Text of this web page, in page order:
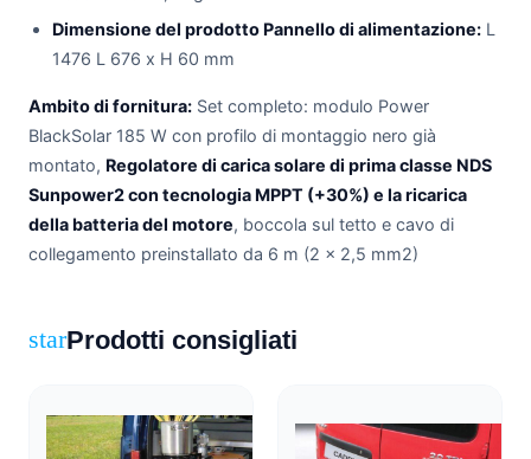
Dimensione del prodotto Pannello di alimentazione: L
1476 L 676 x H 60 mm
Ambito di fornitura: Set completo: modulo Power
BlackSolar 185 W con profilo di montaggio nero già
montato, Regolatore di carica solare di prima classe NDS
Sunpower2 con tecnologia MPPT (+30%) e la ricarica
della batteria del motore, boccola sul tetto e cavo di
collegamento preinstallato da 6 m (2 x 2,5 mm2)
starProdotti consigliati